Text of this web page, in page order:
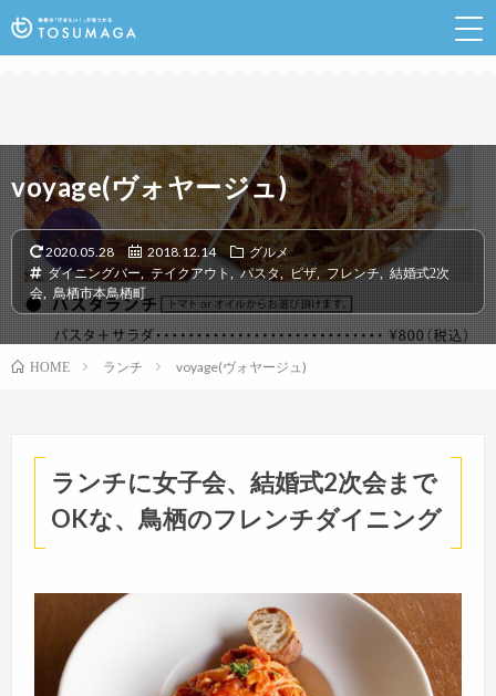
voyage(ヴォヤージュ)
2020.05.28 2018.12.14
グルメ
ダイニングバー
テイクアウト ,パスタ , ピザ フレンチ, 結婚式2次
会
鳥栖市本鳥栖町
HOME ランチ voyage(ヴォヤージュ)
ランチに女子会、結婚式2次会まで
OKな、鳥栖のフレンチダイニング